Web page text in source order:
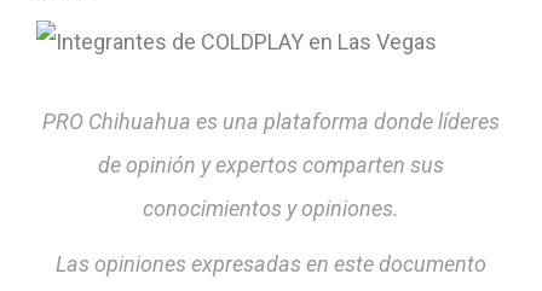
PRO Chihuahua es una plataforma donde líderes
de opinión y expertos comparten sus
conocimientos y opiniones.
Las opiniones expresadas en este documento